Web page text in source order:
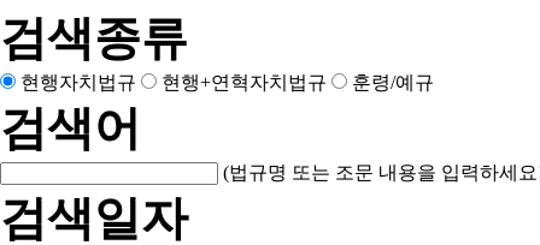
검색종류
현행자치법규 현행+연혁자치법규 훈령/예규
검색어
(법규명 또는 조문 내용을 입력하세
검색일자